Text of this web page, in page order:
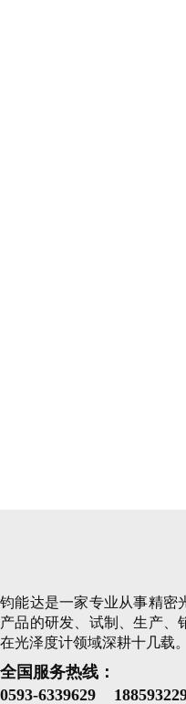
钧能达是一家专业从事精密
产品的研发、试制、生产、
在光泽度计领域深耕十几载。
全国服务热线：
0593-6339629